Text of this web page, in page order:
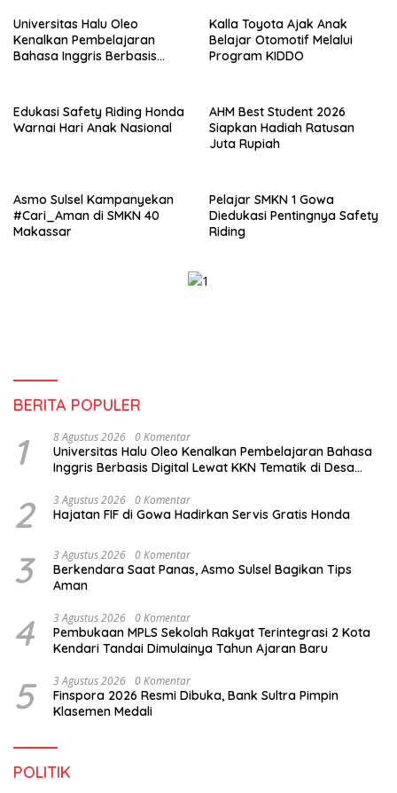
Universitas Halu Oleo
Kenalkan Pembelajaran
Bahasa Inggris Berbasis
Kalla Toyota Ajak Anak
Belajar Otomotif Melalui
Program KIDDO
Edukasi Safety Riding Honda
Warnai Hari Anak Nasional
AHM Best Student 2026
Siapkan Hadiah Ratusan
Juta Rupiah
Asmo Sulsel Kampanyekan
#Cari_Aman di SMKN 40
Makassar
Pelajar SMKN 1 Gowa
Diedukasi Pentingnya Safety
Riding
BERITA POPULER
1 8 Agustus 2026 0 Komentar
Universitas Halu Oleo Kenalkan Pembelajaran Bahasa
Inggris Berbasis Digital Lewat KKN Tematik di Desa
2 3 Agustus 2026 0 Komentar
Hajatan FIF di Gowa Hadirkan Servis Gratis Honda
3 3 Agustus 2026 0 Komentar
Berkendara Saat Panas, Asmo Sulsel Bagikan Tips
Aman
4 3 Agustus 2026 0 Komentar
Pembukaan MPLS Sekolah Rakyat Terintegrasi 2 Kota
Kendari Tandai Dimulainya Tahun Ajaran Baru
5 3 Agustus 2026 0 Komentar
Finspora 2026 Resmi Dibuka, Bank Sultra Pimpin
Klasemen Medali
POLITIK